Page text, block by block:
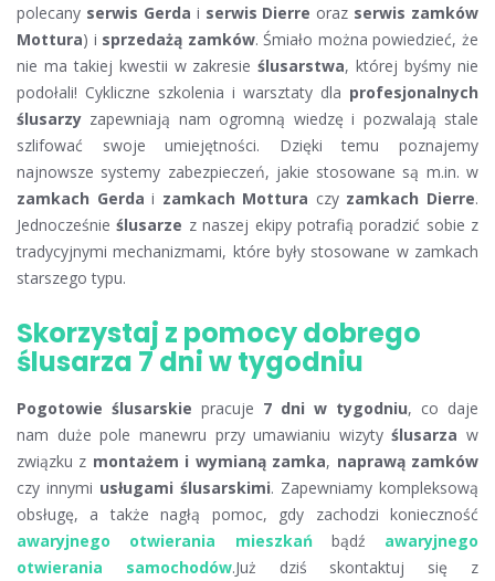
polecany serwis Gerda i serwis Dierre oraz serwis zamków
Mottura) i sprzedażą zamków. Śmiało można powiedzieć, że
nie ma takiej kwestii w zakresieślusarstwa, której byśmy nie
podołali! Cykliczne szkolenia i warsztaty dla profesjonalnych
ślusarzy zapewniają nam ogromną wiedzę i pozwalają stale
szlifować swoje umiejętności. Dzięki temu poznajemy
najnowsze systemy zabezpieczeń, jakie stosowane są m.in. w
zamkach Gerda i zamkach Mottura czy zamkach Dierre.
Jednocześnieślusarze z naszej ekipy potrafią poradzić sobie z
tradycyjnymi mechanizmami, które były stosowane w zamkach
starszego typu.
Skorzystaj z pomocy dobrego
ślusarza 7 dni w tygodniu
Pogotowie ślusarskie pracuje 7 dni w tygodniu, co daje
nam duże pole manewru przy umawianiu wizytyślusarza w
związku z montażem i wymianą zamka, naprawą zamków
czy innymi usługami ślusarskimi. Zapewniamy kompleksową
obsługę, a także nagłą pomoc, gdy zachodzi konieczność
awaryjnego otwierania mieszkańbądź awaryjnego
otwierania samochodów.Już dziś skontaktuj się z